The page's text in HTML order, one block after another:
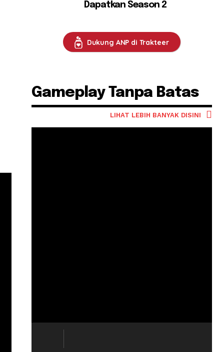
Dapatkan Season 2
Dukung ANP di Trakteer
Gameplay Tanpa Batas
LIHAT LEBIH BANYAK DISINI